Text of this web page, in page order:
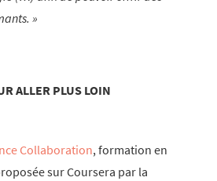
ALLER PLUS LOIN
Collaboration, formation en
sur Coursera par la